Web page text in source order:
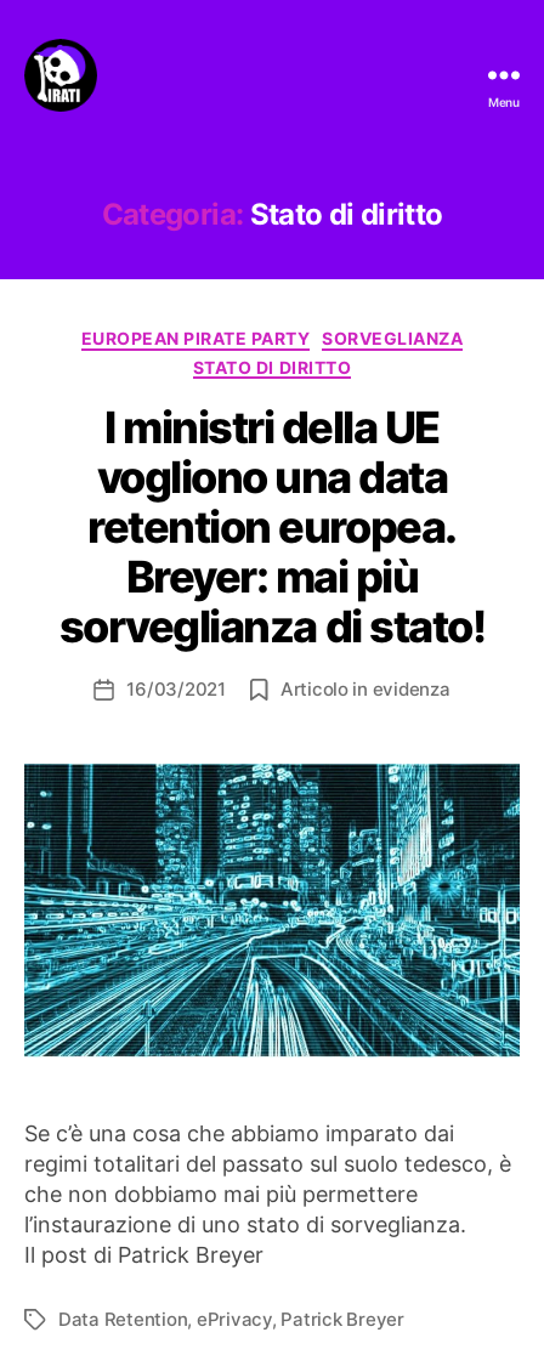
Menu
Categoria: Stato di diritto
Categorie
EUROPEAN PIRATE PARTY
SORVEGLIANZA
STATO DI DIRITTO
I ministri della UE
vogliono una data
retention europea.
Breyer: mai più
sorveglianza di stato!
Data16/03/2021 Articolo in evidenza
Se c’è una cosa che abbiamo imparato dai
regimi totalitari del passato sul suolo tedesco, è
che non dobbiamo mai più permettere
l’instaurazione di uno stato di sorveglianza.
Il post di Patrick Breyer
Tag Data Retention, ePrivacy, Patrick Breyer